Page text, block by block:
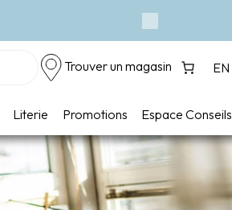
Next
Trouver un magasin EN
Literie Promotions Espace Conseils